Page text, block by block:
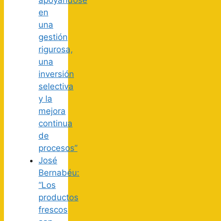
en
una
gestión
rigurosa,
una
inversión
selectiva
y la
mejora
continua
de
procesos”
José
Bernabéu:
“Los
productos
frescos